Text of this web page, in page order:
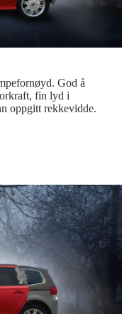
God å
fin lyd i
oppgitt rekkevidde.